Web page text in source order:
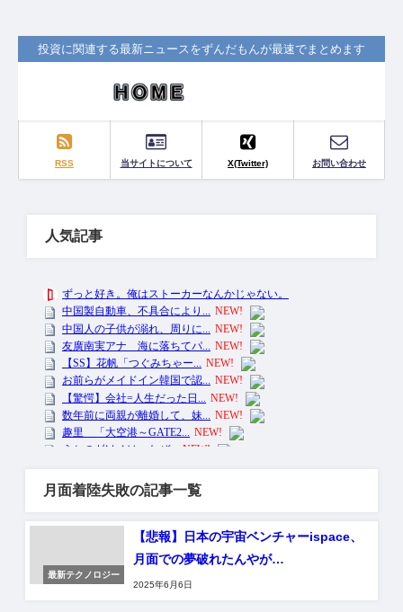
投資に関連する最新ニュースをずんだもんが最速でまとめます
RSS 当サイトについて X(Twitter) お問い合わせ
人気記事
月面着陸失敗の記事一覧
最新テクノロジー
【悲報】日本の宇宙ベンチャーispace、
月面での夢破れたんやが…
2025年6月6日